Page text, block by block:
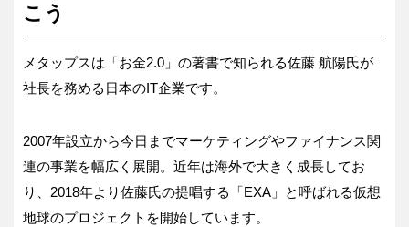
こう
メタップスは「お金2.0」の著書で知られる佐藤 航陽氏が
社長を務める日本のIT企業です。
2007年設立から今日までマーケティングやファイナンス関
連の事業を幅広く展開。近年は海外で大きく成長してお
り、2018年より佐藤氏の提唱する「EXA」と呼ばれる仮想
地球のプロジェクトを開始しています。